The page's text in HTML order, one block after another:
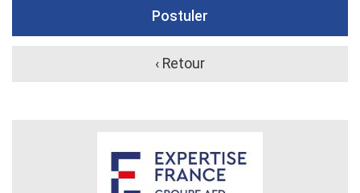
Postuler
‹ Retour